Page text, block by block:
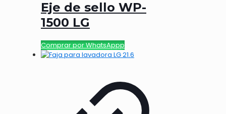
Eje de sello WP-
1500 LG
Comprar por WhatsAppp